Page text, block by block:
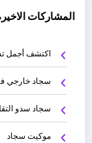
المشاركات
اكتشف أجمل
سجاد خارجي
سجاد سدو
موكيت سجاد